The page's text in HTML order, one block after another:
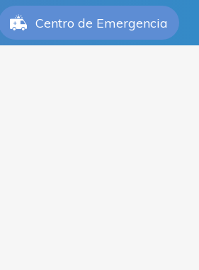
Centro de Emergencia